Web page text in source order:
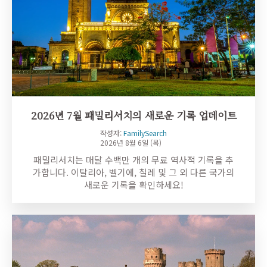
2026년 7월 패밀리서치의 새로운 기록 업데이트
작성자:FamilySearch
2026년 8월 6일 (목)
패밀리서치는 매달 수백만 개의 무료 역사적 기록을 추
가합니다. 이탈리아, 벨기에, 칠레 및 그 외 다른 국가의
새로운 기록을 확인하세요!